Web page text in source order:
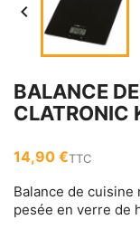

BALANCE
14,90 €TTC
Balance de
pesée en verre de